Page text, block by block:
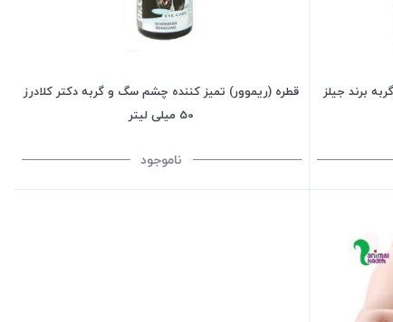
برند جیلز
قطره (ریموور) تمیز کننده چشم سگ و گربه دکتر کلادرز
50 میلی لیتر
ناموجود